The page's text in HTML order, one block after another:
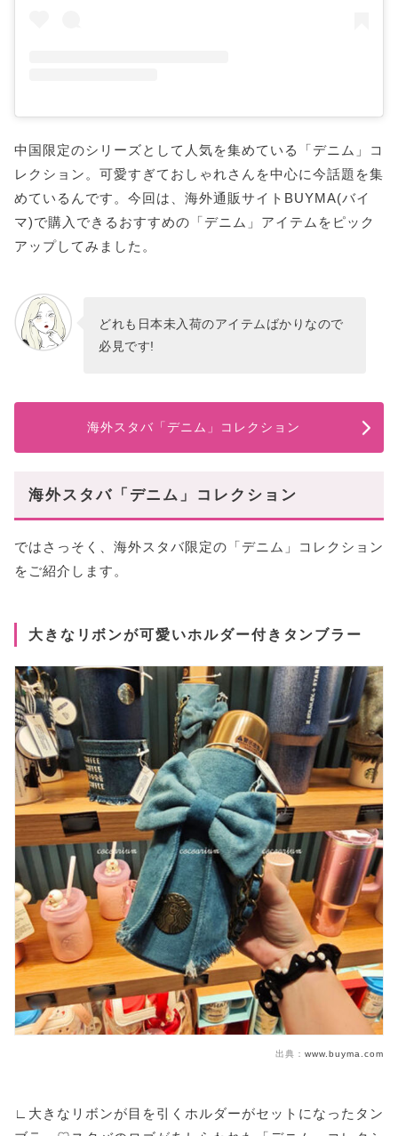
中国限定のシリーズとして人気を集めている「デニム」コ
レクション。可愛すぎておしゃれさんを中心に今話題を集
めているんです。今回は、海外通販サイトBUYMA(バイ
マ)で購入できるおすすめの「デニム」アイテムをピック
アップしてみました。
どれも日本未入荷のアイテムばかりなので
必見です!
海外スタバ「デニム」コレクション
海外スタバ「デニム」コレクション
ではさっそく、海外スタバ限定の「デニム」コレクション
をご紹介します。
大きなリボンが可愛いホルダー付きタンブラー
出典： www.buyma.com
∟大きなリボンが目を引くホルダーがセットになったタン